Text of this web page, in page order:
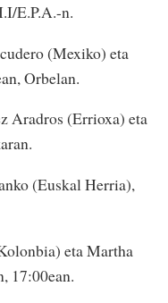
E.P.A.-n.
(Mexiko) eta
Orbelan.
Aradros (Errioxa) eta
(Euskal Herria),
eta Martha
17:00ean.